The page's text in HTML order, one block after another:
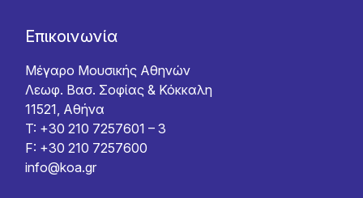
Επικοινωνία
Μέγαρο Μουσικής Αθηνών
Λεωφ. Βασ. Σοφίας & Κόκκαλη
11521, Αθήνα
T: +30 210 7257601 – 3
F: +30 210 7257600
info@koa.gr